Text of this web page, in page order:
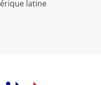
latine